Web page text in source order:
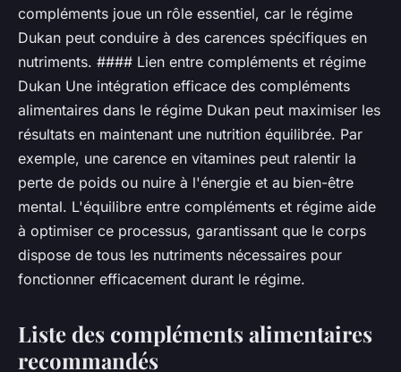
compléments joue un rôle essentiel, car le régime
Dukan peut conduire à des carences spécifiques en
nutriments. #### Lien entre compléments et régime
Dukan Une intégration efficace des compléments
alimentaires dans le régime Dukan peut maximiser les
résultats en maintenant une nutrition équilibrée. Par
exemple, une carence en vitamines peut ralentir la
perte de poids ou nuire à l'énergie et au bien-être
mental. L'équilibre entre compléments et régime aide
à optimiser ce processus, garantissant que le corps
dispose de tous les nutriments nécessaires pour
fonctionner efficacement durant le régime.
Liste des compléments alimentaires
recommandés